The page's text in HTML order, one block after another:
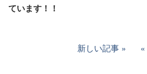
ています！！
新しい記事